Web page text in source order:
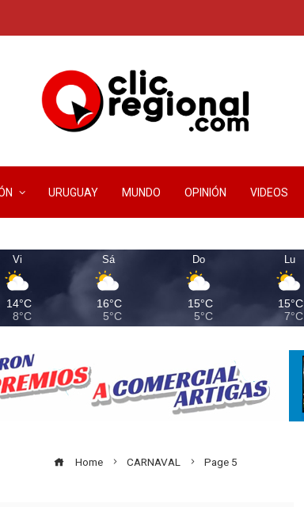
URUGUAY MUNDO OPINIÓN VIDEOS
Vi
14°C
8°C
Sá
16°C
5°C
Do
15°C
5°C
Lu
15°C
7°C
Home CARNAVAL Page 5